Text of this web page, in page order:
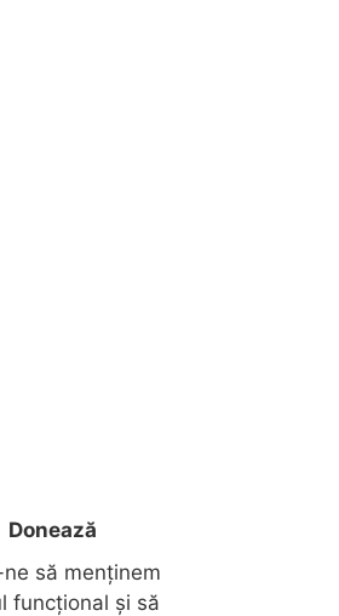
Donează
să menținem
funcțional și să